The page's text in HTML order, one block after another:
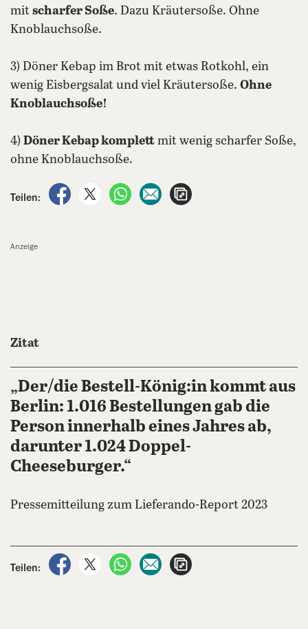
mit scharfer Soße. Dazu Kräutersoße. Ohne
Knoblauchsoße.
3) Döner Kebap im Brot mit etwas Rotkohl, ein
wenig Eisbergsalat und viel Kräutersoße. Ohne
Knoblauchsoße!
4) Döner Kebap komplett mit wenig scharfer Soße,
ohne Knoblauchsoße.
Teilen:
auf Facebook teilen
auf X teilenper WhatsApp teilen
per E-Mail teilen
Anzeige
Zitat
„Der/die Bestell-König:in kommt aus
Berlin: 1.016 Bestellungen gab die
Person innerhalb eines Jahres ab,
darunter 1.024 Doppel-
Cheeseburger.“
Pressemitteilung zum Lieferando-Report 2023
Teilen:
auf Facebook teilen
auf X teilenper WhatsApp teilen
per E-Mail teilen